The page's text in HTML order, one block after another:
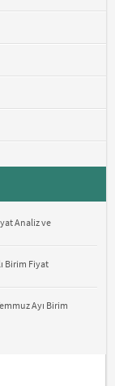
Analiz ve
Birim Fiyat
Ayı Birim